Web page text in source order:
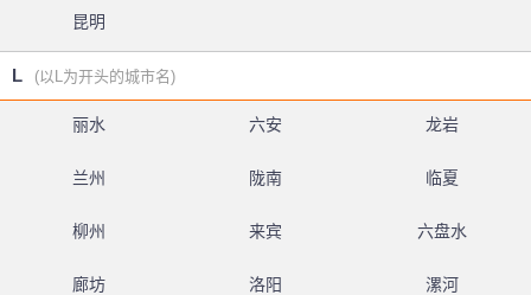
昆明
L (以L为开头的城市名)
丽水 六安 龙岩
兰州 陇南 临夏
柳州 来宾 六盘水
廊坊 洛阳 漯河